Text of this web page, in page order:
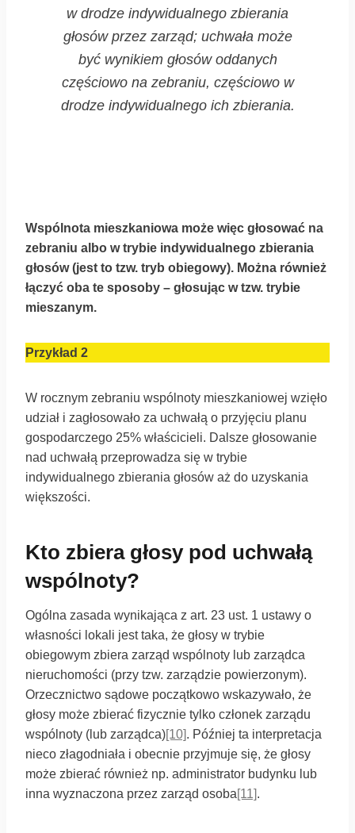
w drodze indywidualnego zbierania
głosów przez zarząd; uchwała może
być wynikiem głosów oddanych
częściowo na zebraniu, częściowo w
drodze indywidualnego ich zbierania.
Wspólnota mieszkaniowa może więc głosować na
zebraniu albo w trybie indywidualnego zbierania
głosów (jest to tzw. tryb obiegowy). Można również
łączyć oba te sposoby – głosując w tzw. trybie
mieszanym.
Przykład 2
W rocznym zebraniu wspólnoty mieszkaniowej wzięło
udział i zagłosowało za uchwałą o przyjęciu planu
gospodarczego 25% właścicieli. Dalsze głosowanie
nad uchwałą przeprowadza się w trybie
indywidualnego zbierania głosów aż do uzyskania
większości.
Kto zbiera głosy pod uchwałą
wspólnoty?
Ogólna zasada wynikająca z art. 23 ust. 1 ustawy o
własności lokali jest taka, że głosy w trybie
obiegowym zbiera zarząd wspólnoty lub zarządca
nieruchomości (przy tzw. zarządzie powierzonym).
Orzecznictwo sądowe początkowo wskazywało, że
głosy może zbierać fizycznie tylko członek zarządu
wspólnoty (lub zarządca)[10]. Później ta interpretacja
nieco złagodniała i obecnie przyjmuje się, że głosy
może zbierać również np. administrator budynku lub
inna wyznaczona przez zarząd osoba[11].